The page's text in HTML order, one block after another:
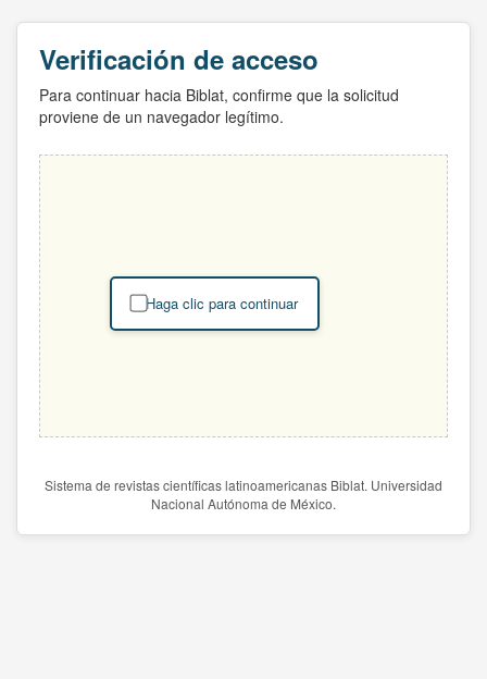
Verificación de acceso
Para continuar hacia Biblat, confirme que la solicitud
proviene de un navegador legítimo.
Haga clic para continuar
Sistema de revistas científicas latinoamericanas Biblat. Universidad
Nacional Autónoma de México.